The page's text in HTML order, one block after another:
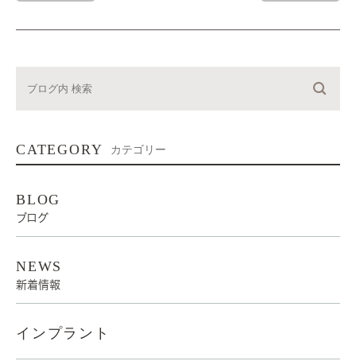
CATEGORY カテゴリー
BLOG
ブログ
NEWS
新着情報
インプラント